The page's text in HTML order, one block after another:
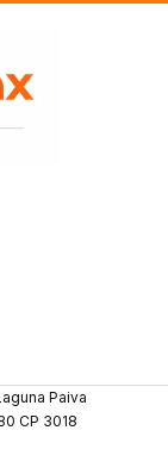
Paiva
CP 3018